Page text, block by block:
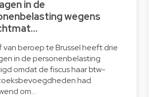
in de
wegens
van beroep te Brussel heeft drie
in de personenbelasting
omdat de fiscus haar btw-
had
om…